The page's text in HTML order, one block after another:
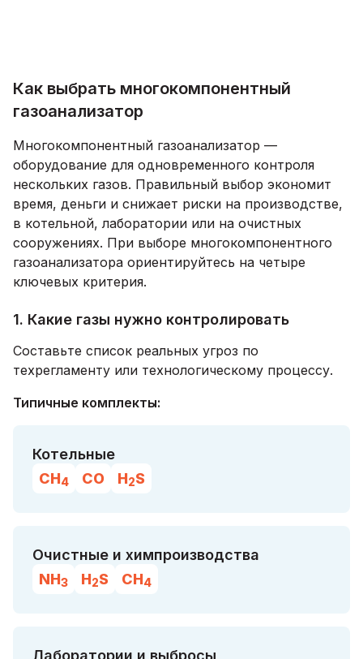
Как выбрать многокомпонентный
газоанализатор
Многокомпонентный газоанализатор —
оборудование для одновременного контроля
нескольких газов. Правильный выбор экономит
время, деньги и снижает риски на производстве,
в котельной, лаборатории или на очистных
сооружениях. При выборе многокомпонентного
газоанализатора ориентируйтесь на четыре
ключевых критерия.
1. Какие газы нужно контролировать
Составьте список реальных угроз по
техрегламенту или технологическому процессу.
Типичные комплекты:
Котельные
CH4 CO H2S
Очистные и химпроизводства
NH3 H2S CH4
Лаборатории и выбросы